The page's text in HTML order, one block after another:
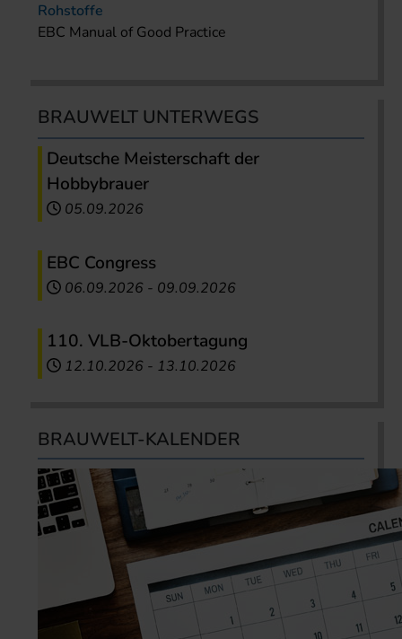
Rohstoffe
EBC Manual of Good Practice
BRAUWELT UNTERWEGS
Deutsche Meisterschaft der
Hobbybrauer
05.09.2026
EBC Congress
06.09.2026 - 09.09.2026
110. VLB-Oktobertagung
12.10.2026 - 13.10.2026
BRAUWELT-KALENDER